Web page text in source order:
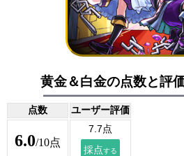
黄金＆白金の点数と評
点数 ユーザー評価
6.0/10点